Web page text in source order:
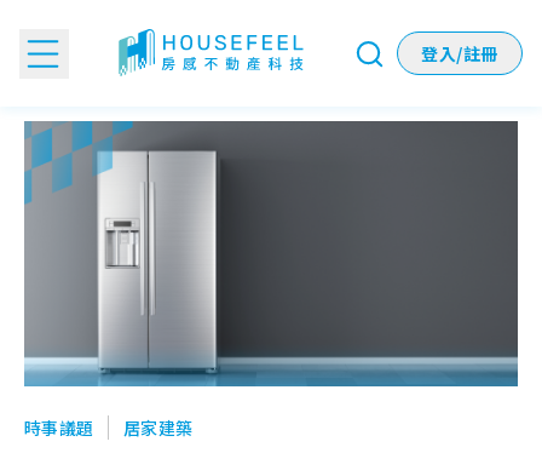
登入/註冊
冰箱推薦｜冰箱怎麼挑？變頻冰箱更省電？ 10 大冰箱品牌推
時事議題 居家建築